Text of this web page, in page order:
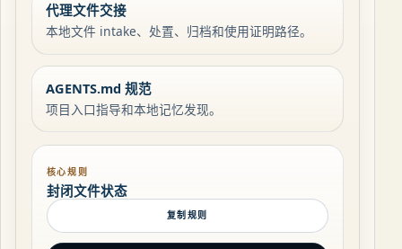
代理文件交接
本地文件 intake、处置、归档和使用证明路径。
AGENTS.md 规范
项目入口指导和本地记忆发现。
核心规则
封闭文件状态
复制规则